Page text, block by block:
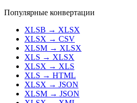
Популярные конвертации
XLSB → XLSX
XLSX → CSV
XLSM → XLSX
XLS → XLSX
XLSX → XLS
XLS → HTML
XLSX → JSON
XLSM → JSON